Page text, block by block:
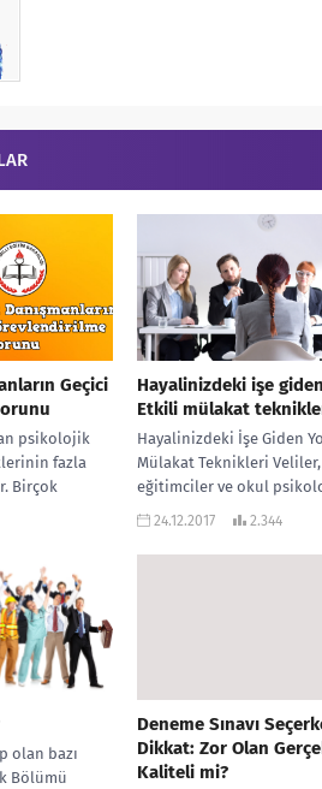
Geçici
psikolojik
fazla
Birçok
Hayalinizdeki işe
Etkili mülakat
Hayalinizdeki İşe Giden
Mülakat Teknikleri Veliler,
eğitimciler ve okul
danışmanları zaman ve
24.12.2017 2.344
olan bazı
Bölümü
Deneme Sınavı
Dikkat: Zor Olan
Kaliteli mi?